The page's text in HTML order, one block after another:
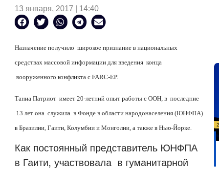
13 января, 2017 | 14:40
Назначение получило широкое признание в национальных
средствах массовой информации для введения конца
вооруженного конфликта с FARC-EP.
Таниа Патриот имеет 20-летний опыт работы с ООН, в последние
13 лет она служила в Фонде в области народонаселения (ЮНФПА)
в Бразилии, Гаити, Колумбии и Монголии, а также в Нью-Йорке.
Как постоянный представитель ЮНФПА
в Гаити, участвовала в гуманитарной